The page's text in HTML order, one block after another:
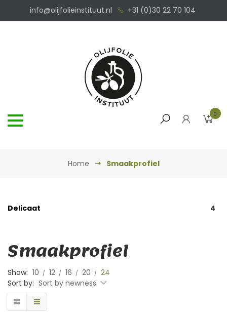
info@olijfolieinstituut.nl +31 (0)30 22 70 104
0
Home Smaakprofiel
Delicaat 4
Smaakprofiel
Show: 10 12 16 20
24
Sort by: Sort by newness